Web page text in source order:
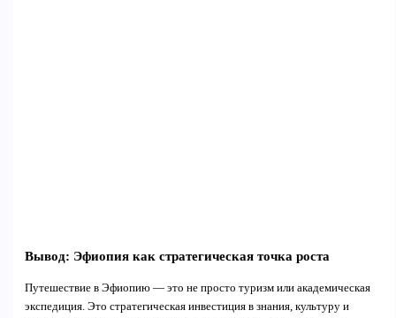
Вывод: Эфиопия как стратегическая точка роста
Путешествие в Эфиопию — это не просто туризм или академическая
экспедиция. Это стратегическая инвестиция в знания, культуру и